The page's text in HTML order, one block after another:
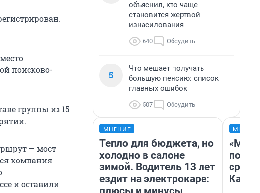
поисково-
группы из 15
— мост
компания
и оставили
объяснил, кто чаще
становится жертвой
изнасилования
640 Обсудить
5
Что мешает получать
большую пенсию: список
главных ошибок
507 Обсудить
МНЕНИЕ
Тепло для бюджета, но
холодно в салоне
зимой. Водитель 13 лет
ездит на электрокаре:
плюсы и минусы